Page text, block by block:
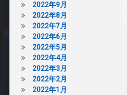
2022年9月
2022年8月
2022年7月
2022年6月
2022年5月
2022年4月
2022年3月
2022年2月
2022年1月